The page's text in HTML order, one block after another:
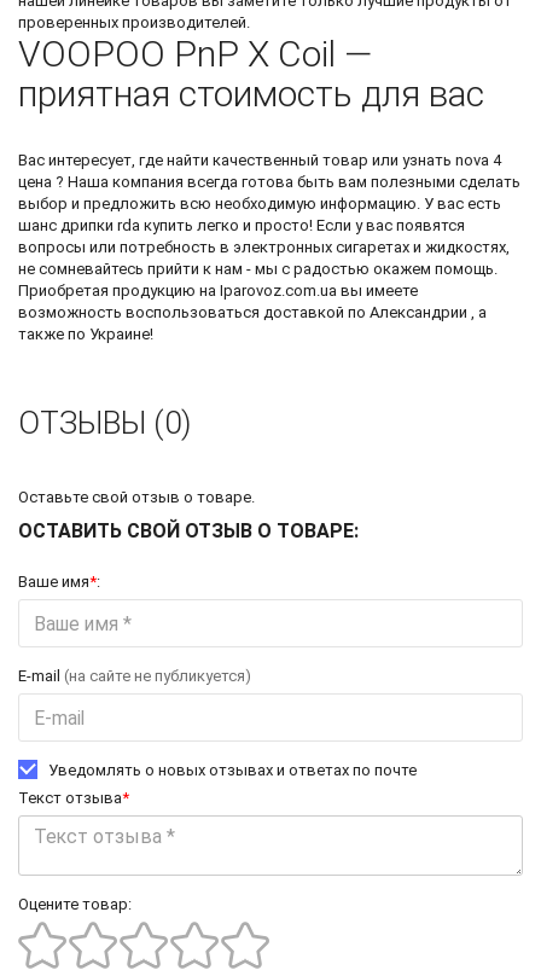
проверенных производителей.
VOOPOO PnP X Coil —
приятная стоимость для вас
Вас интересует, где найти качественный товар или узнать nova 4
цена ? Наша компания всегда готова быть вам полезными сделать
выбор и предложить всю необходимую информацию. У вас есть
шанс дрипки rda купить легко и просто! Если у вас появятся
вопросы или потребность в электронных сигаретах и жидкостях,
не сомневайтесь прийти к нам - мы с радостью окажем помощь.
Приобретая продукцию на Iparovoz.com.ua вы имеете
возможность воспользоваться доставкой по Александрии , а
также по Украине!
ОТЗЫВЫ (0)
Оставьте свой отзыв о товаре.
ОСТАВИТЬ СВОЙ ОТЗЫВ О ТОВАРЕ:
Ваше имя*:
E-mail (на сайте не публикуется)
Уведомлять о новых отзывах и ответах по почте
Текст отзыва*
Оцените товар: